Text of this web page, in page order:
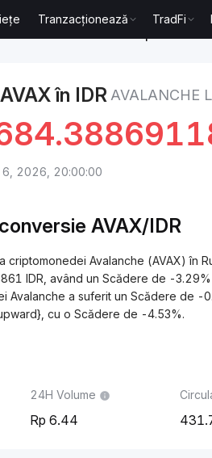
Tranzacționează TradFi
în IDR AVALANCHE
6, 2026, 20:00:00
AVAX/IDR
criptomonedei Avalanche (AVAX) în
IDR, având un Scădere de -3.29%
Avalanche a suferit un Scădere de -
cu o Scădere de -4.53%.
24H Volume
6.44